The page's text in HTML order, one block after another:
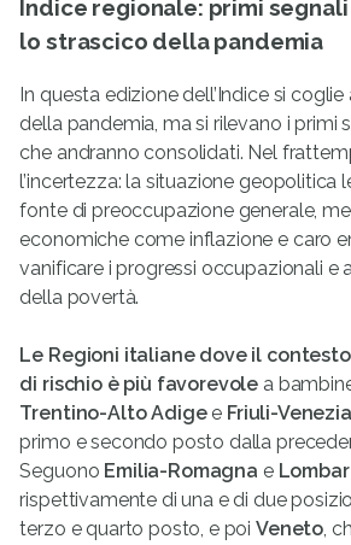
Indice regionale: primi
lo strascico della pandemia
In questa edizione dell’Indice si
della pandemia, ma si rilevano i primi
che andranno consolidati. Nel
l’incertezza: la situazione geopolitica
fonte di preoccupazione generale,
economiche come inflazione e caro
vanificare i progressi occupazionali e
della povertà.
Le Regioni italiane dove il
di rischio è più favorevole a
Trentino-Alto Adigee Friuli-
primo e secondo posto dalla
Seguono Emilia-Romagna e
rispettivamente di una e di due
terzo e quarto posto, e poiVeneto,